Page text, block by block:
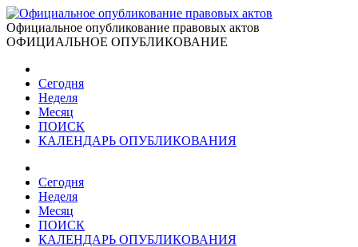
Официальное опубликование правовых актов
ОФИЦИАЛЬНОЕ ОПУБЛИКОВАНИЕ
Сегодня
Неделя
Месяц
ПОИСК
КАЛЕНДАРЬ ОПУБЛИКОВАНИЯ
Сегодня
Неделя
Месяц
ПОИСК
КАЛЕНДАРЬ ОПУБЛИКОВАНИЯ